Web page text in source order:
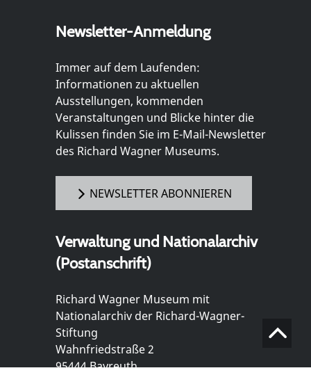
Newsletter-Anmeldung
Immer auf dem Laufenden:
Informationen zu aktuellen
Ausstellungen, kommenden
Veranstaltungen und Blicke hinter die
Kulissen finden Sie im E-Mail-Newsletter
des Richard Wagner Museums.
NEWSLETTER ABONNIEREN
Verwaltung und Nationalarchiv
(Postanschrift)
Richard Wagner Museum mit
Nationalarchiv der Richard-Wagner-
Stiftung
Wahnfriedstraße 2
95444 Bayreuth